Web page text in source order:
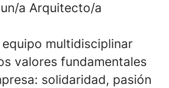
a Arquitecto/a
equipo multidisciplinar
valores fundamentales
solidaridad, pasión